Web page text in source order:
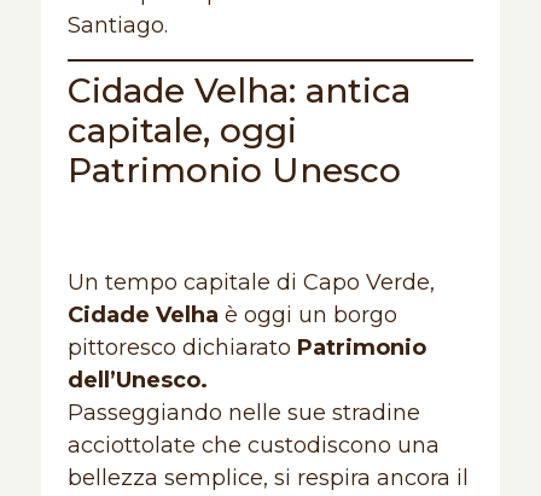
Santiago.
Cidade Velha: antica
capitale, oggi
Patrimonio Unesco
Un tempo capitale di Capo Verde,
Cidade Velha è oggi un borgo
pittoresco dichiarato Patrimonio
dell’Unesco.
Passeggiando nelle sue stradine
acciottolate che custodiscono una
bellezza semplice, si respira ancora il